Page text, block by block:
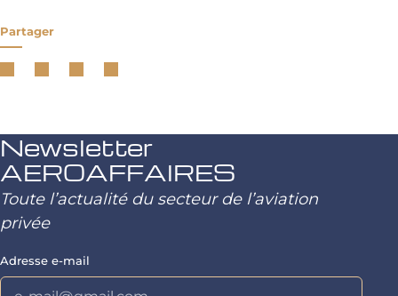
Partager
Newsletter
AEROAFFAIRES
Toute l’actualité du secteur de l’aviation
privée
Adresse e-mail